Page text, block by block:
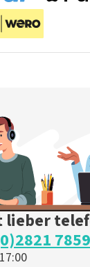
lieber